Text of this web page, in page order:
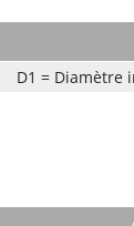
D1 = Diamètre